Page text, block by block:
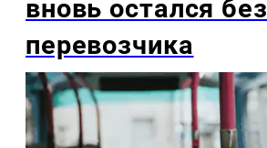
вновь остался без
перевозчика